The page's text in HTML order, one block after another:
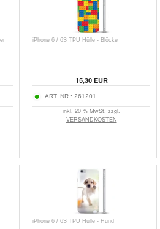
iPhone 6 / 6S TPU Hülle - Blöcke
15,30EUR
ART. NR.: 261201
inkl. 20 % MwSt. zzgl.
VERSANDKOSTEN
iPhone 6 / 6S TPU Hülle - Hund